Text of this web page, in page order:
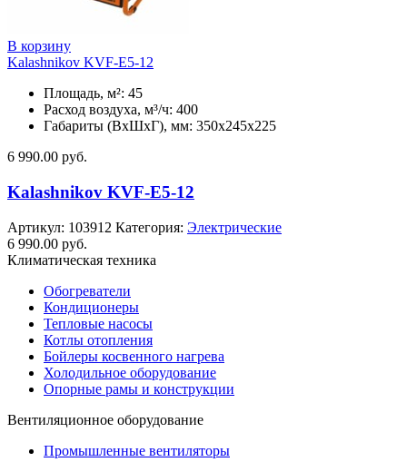
В корзину
Kalashnikov KVF-E5-12
Площадь, м²: 45
Расход воздуха, м³/ч: 400
Габариты (ВхШхГ), мм: 350x245x225
6 990.00 руб.
Kalashnikov KVF-E5-12
Артикул: 103912 Категория: Электрические
6 990.00 руб.
Климатическая техника
Обогреватели
Кондиционеры
Тепловые насосы
Котлы отопления
Бойлеры косвенного нагрева
Холодильное оборудование
Опорные рамы и конструкции
Вентиляционное оборудование
Промышленные вентиляторы